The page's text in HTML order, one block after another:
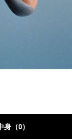
身（0）